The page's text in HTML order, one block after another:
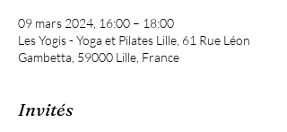
09 mars 2024, 16:00 – 18:00
Les Yogis - Yoga et Pilates Lille, 61 Rue Léon
Gambetta, 59000 Lille, France
Invités